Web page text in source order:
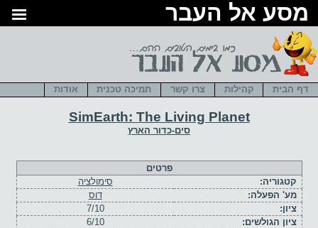
SimEarth: The Living Planet
סים-כדור הארץ
פרטים
קטגוריה:
סימולציה
מע' הפעלה:
דוס
ציון:
7/10
ציון הגולשים:
6/10
אל העבר
דף הבית קהילות צרו קשר תמיכה טכנית אודות